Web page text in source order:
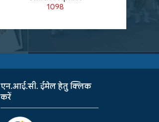
1098
एन.आई.सी. ईमेल हेतु क्लिक
करें